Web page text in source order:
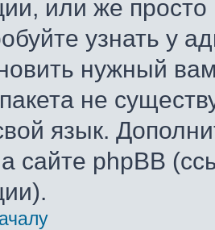
или же
узнать у
нужный
не
язык.
сайте phpBB